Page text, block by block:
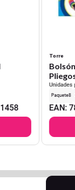
Torre
Unidades
8
EAN: